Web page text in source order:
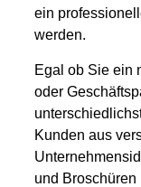
ein
werden.
Egal ob Sie ein
oder
Kunden aus
und